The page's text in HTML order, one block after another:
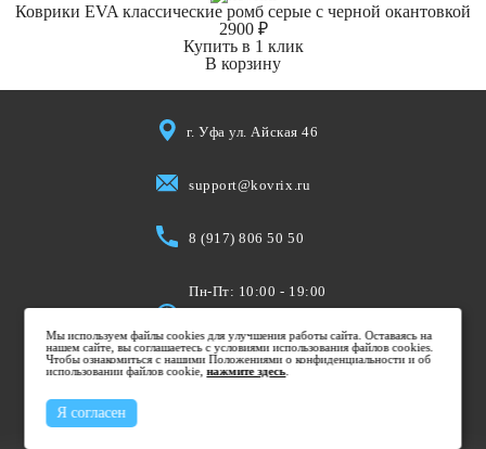
Коврики EVA классические ромб серые с черной окантовкой
2900 ₽
Купить в 1 клик
В корзину
г. Уфа ул. Айская 46
support@kovrix.ru
8 (917) 806 50 50
Пн-Пт: 10:00 - 19:00
Вс: Выходной
Мы используем файлы cookies для улучшения работы сайта. Оставаясь на
нашем сайте, вы соглашаетесь с условиями использования файлов cookies.
Чтобы ознакомиться с нашими Положениями о конфиденциальности и об
использовании файлов cookie,нажмите здесь.
Я согласен